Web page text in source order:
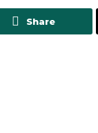
Share